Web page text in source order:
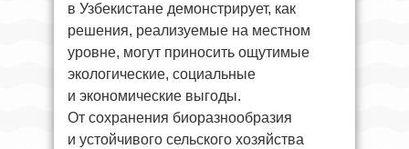
в Узбекистане демонстрирует, как
решения, реализуемые на местном
уровне, могут приносить ощутимые
экологические, социальные
и экономические выгоды.
От сохранения биоразнообразия
и устойчивого сельского хозяйства